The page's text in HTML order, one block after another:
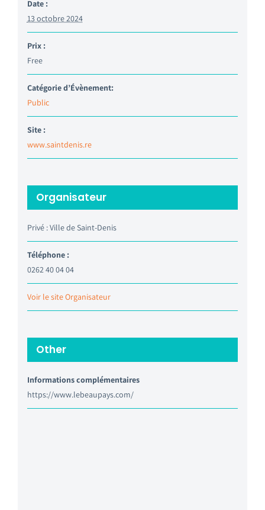
Date :
13 octobre 2024
Prix :
Free
Catégorie d’Évènement:
Public
Site :
www.saintdenis.re
Organisateur
Privé : Ville de Saint-Denis
Téléphone :
0262 40 04 04
Voir le site Organisateur
Other
Informations complémentaires
https://www.lebeaupays.com/